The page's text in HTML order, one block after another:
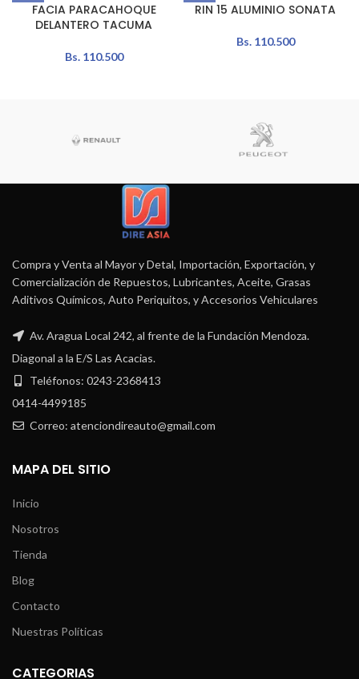
FACIA PARACAHOQUE
DELANTERO TACUMA
Bs.110.500
RIN 15 ALUMINIO SONATA
Bs.110.500
Compra y Venta al Mayor y Detal, Importación, Exportación, y
Comercialización de Repuestos, Lubricantes, Aceite, Grasas
Aditivos Químicos, Auto Periquitos, y Accesorios Vehiculares
Av. Aragua Local 242, al frente de la Fundación Mendoza.
Diagonal a la E/S Las Acacias.
Teléfonos: 0243-2368413
0414-4499185
Correo: atenciondireauto@gmail.com
MAPA DEL SITIO
Inicio
Nosotros
Tienda
Blog
Contacto
Nuestras Políticas
CATEGORIAS